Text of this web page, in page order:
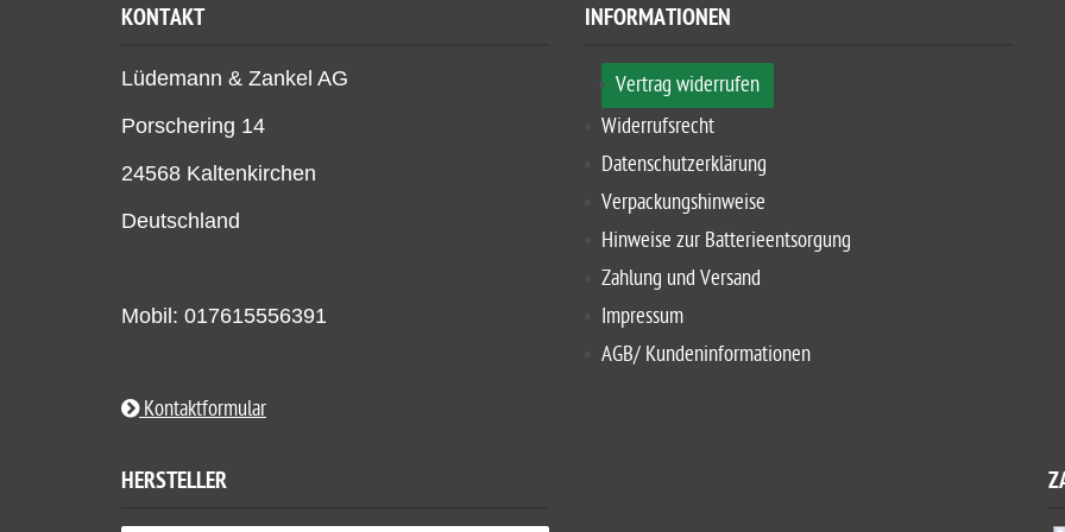
KONTAKT
Lüdemann & Zankel AG
Porschering 14
24568 Kaltenkirchen
Deutschland
Mobil: 017615556391
Kontaktformular
INFORMATIONEN
Vertrag widerrufen
Widerrufsrecht
Datenschutzerklärung
Verpackungshinweise
Hinweise zur Batterieentsorgung
Zahlung und Versand
Impressum
AGB/ Kundeninformationen
HERSTELLER